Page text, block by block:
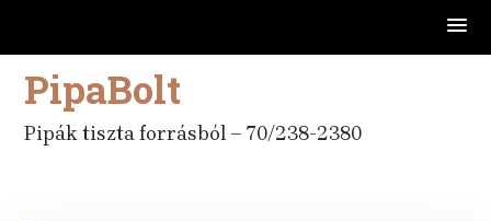
Skip
content
PipaBolt
Pipák tiszta forrásból – 70/238-2380